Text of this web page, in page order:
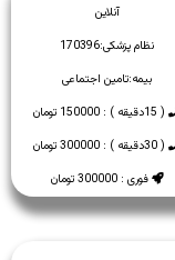
آنلاین
نظام پزشکی:170396
بیمه:تامین اجتماعی
( 15دقیقه ) : 150000 تومان
( 30دقیقه ) : 300000 تومان
فوری : 300000 تومان